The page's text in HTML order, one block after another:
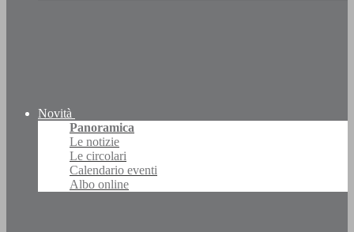
Novità
Panoramica
Le notizie
Le circolari
Calendario eventi
Albo online